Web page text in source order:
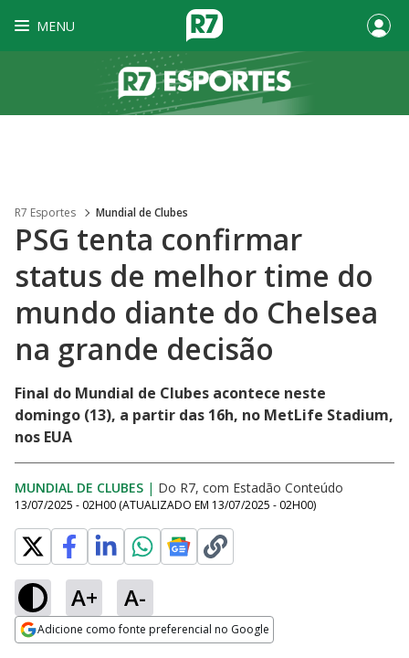
MENU
R7 Esportes Mundial de Clubes
PSG tenta confirmar
status de melhor time do
mundo diante do Chelsea
na grande decisão
Final do Mundial de Clubes acontece neste
domingo (13), a partir das 16h, no MetLife Stadium,
nos EUA
MUNDIAL DE CLUBES | Do R7, com Estadão Conteúdo
13/07/2025 - 02H00 (ATUALIZADO EM 13/07/2025 - 02H00)
A+ A-
Adicione como fonte preferencial no Google